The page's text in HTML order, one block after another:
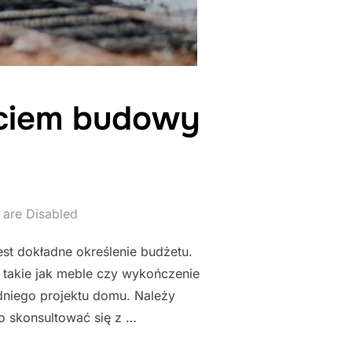
budowy
Disabled
dokładne określenie budżetu.
jak meble czy wykończenie
projektu domu. Należy
skonsultować się z …